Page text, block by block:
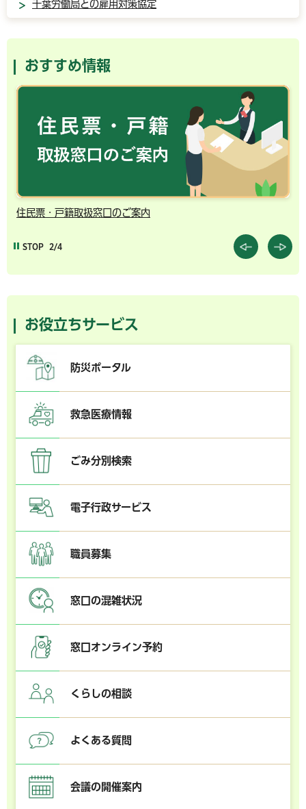
千葉労働局との雇用対策協定
おすすめ情報
住民票・戸籍取扱窓口のご案内
STOP 2/4
お役立ちサービス
防災ポータル
救急医療情報
ごみ分別検索
電子行政サービス
職員募集
窓口の混雑状況
窓口オンライン予約
くらしの相談
よくある質問
会議の開催案内